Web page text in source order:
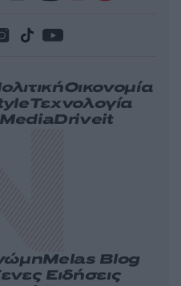
Οικονομία
Τεχνολογία
MediaDriveit
Melas Blog
Ειδήσεις